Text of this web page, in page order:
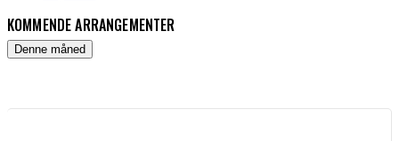
KOMMENDE ARRANGEMENTER
Denne måned